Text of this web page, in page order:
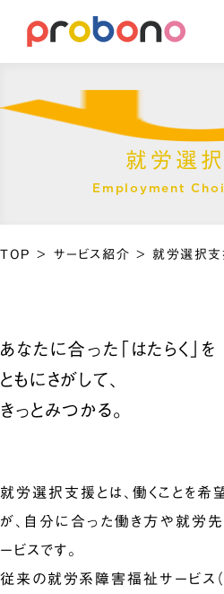
就労選
Employment
TOP > サービス紹介 >就労選択支
あなたに合った「はたらく」を
ともにさがして、
きっとみつかる。
就労選択支援とは、働くことを希
が、自分に合った働き方や就労
ービスです。
従来の就労系障害福祉サービス